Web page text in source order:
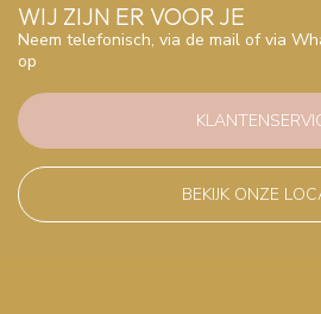
WIJ ZIJN ER VOOR JE
Neem telefonisch, via de mail of via
op
BEKIJK ONZE